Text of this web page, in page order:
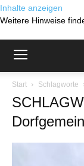
Inhalte anzeigen
Weitere Hinweise
Start Schlagworte